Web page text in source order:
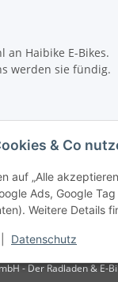
& Co
auf „Alle
Ads, Google
Weitere Details
Datenschutz
an Haibike E-Bikes.
werden sie fündig.
- Der Radladen & E-